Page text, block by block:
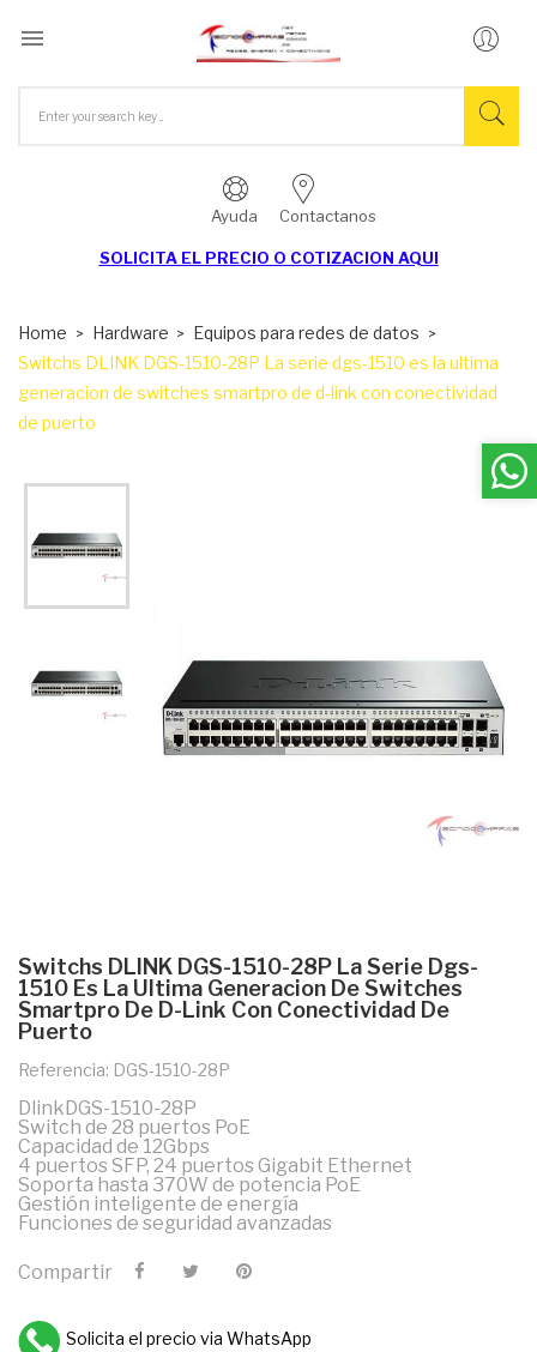

Ayuda Contactanos
SOLICITA EL PRECIO O COTIZACION AQUI
Home Hardware
Equipos para redes de datos
Switchs DLINK DGS-1510-28P La serie dgs-1510 es la ultima
generacion de switches smartpro de d-link con conectividad
de puerto
Switchs DLINK DGS-1510-28P La Serie Dgs-
1510 Es La Ultima Generacion De Switches
Smartpro De D-Link Con Conectividad De
Puerto
Referencia: DGS-1510-28P
DlinkDGS-1510-28P
Switch de 28 puertos PoE
Capacidad de 12Gbps
4 puertos SFP, 24 puertos Gigabit Ethernet
Soporta hasta 370W de potencia PoE
Gestión inteligente de energía
Funciones de seguridad avanzadas
Compartir
Solicita el precio via WhatsApp